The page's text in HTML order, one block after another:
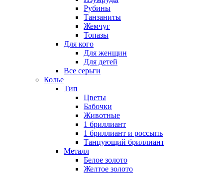
Рубины
Танзаниты
Жемчуг
Топазы
Для кого
Для женщин
Для детей
Все серьги
Колье
Тип
Цветы
Бабочки
Животные
1 бриллиант
1 бриллиант и россыпь
Танцующий бриллиант
Металл
Белое золото
Желтое золото